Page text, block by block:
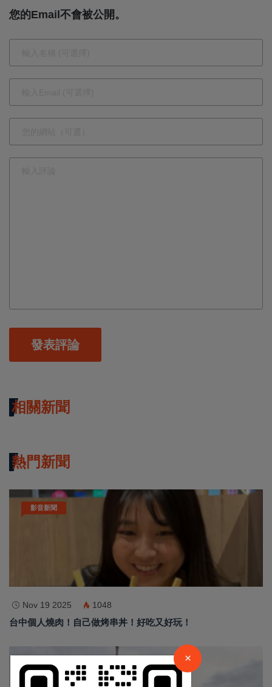
險浮現，產
業專家警示
等車稅恐誤
判時機
您的Email不會被公開。
發表評論
相關新聞
熱門新聞
影音新聞
Nov 19 2025 1048
台中個人燒肉！自己做烤串丼！好吃又好玩！
最新消息請加入LINE好友連結
×